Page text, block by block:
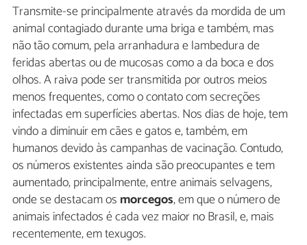
Transmite-se principalmente através da mordida de um
animal contagiado durante uma briga e também, mas
não tão comum, pela arranhadura e lambedura de
feridas abertas ou de mucosas como a da boca e dos
olhos. A raiva pode ser transmitida por outros meios
menos frequentes, como o contato com secreções
infectadas em superfícies abertas. Nos dias de hoje, tem
vindo a diminuir em cães e gatos e, também, em
humanos devido às campanhas de vacinação. Contudo,
os números existentes ainda são preocupantes e tem
aumentado, principalmente, entre animais selvagens,
onde se destacam os morcegos, em que o número de
animais infectados é cada vez maior no Brasil, e, mais
recentemente, em texugos.